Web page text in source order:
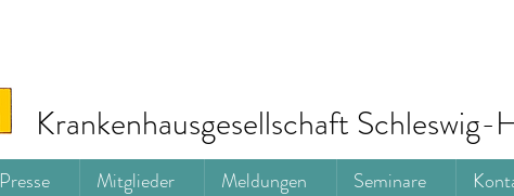
Presse Mitglieder Meldungen Seminare
Krankenhausgesellschaft